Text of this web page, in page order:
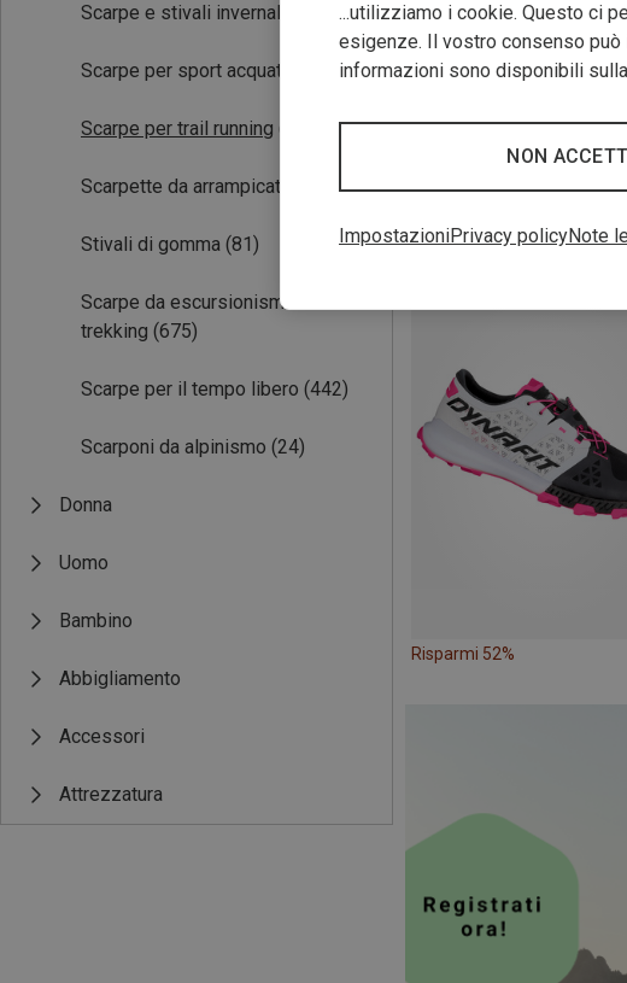
Scarpe e stivali invernali
Scarpe per sport acquatici
Scarpe per trail running (280)
Scarpette da arrampicata (138)
Stivali di gomma (81)
Scarpe da escursionismo e
trekking (675)
Scarpe per il tempo libero (442)
Scarponi da alpinismo (24)
Donna
Uomo
Bambino
Abbigliamento
Accessori
Attrezzatura
Risparmi 52%
...utilizziamo i cookie. Questo ci
esigenze. Il vostro consenso
informazioni sono disponibili
NON
ImpostazioniPrivacy policyNote